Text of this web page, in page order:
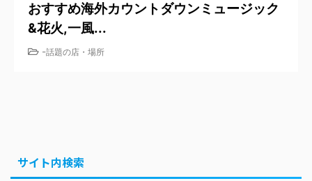
おすすめ海外カウントダウンミュージック
&花火,一風...
-話題の店・場所
サイト内検索